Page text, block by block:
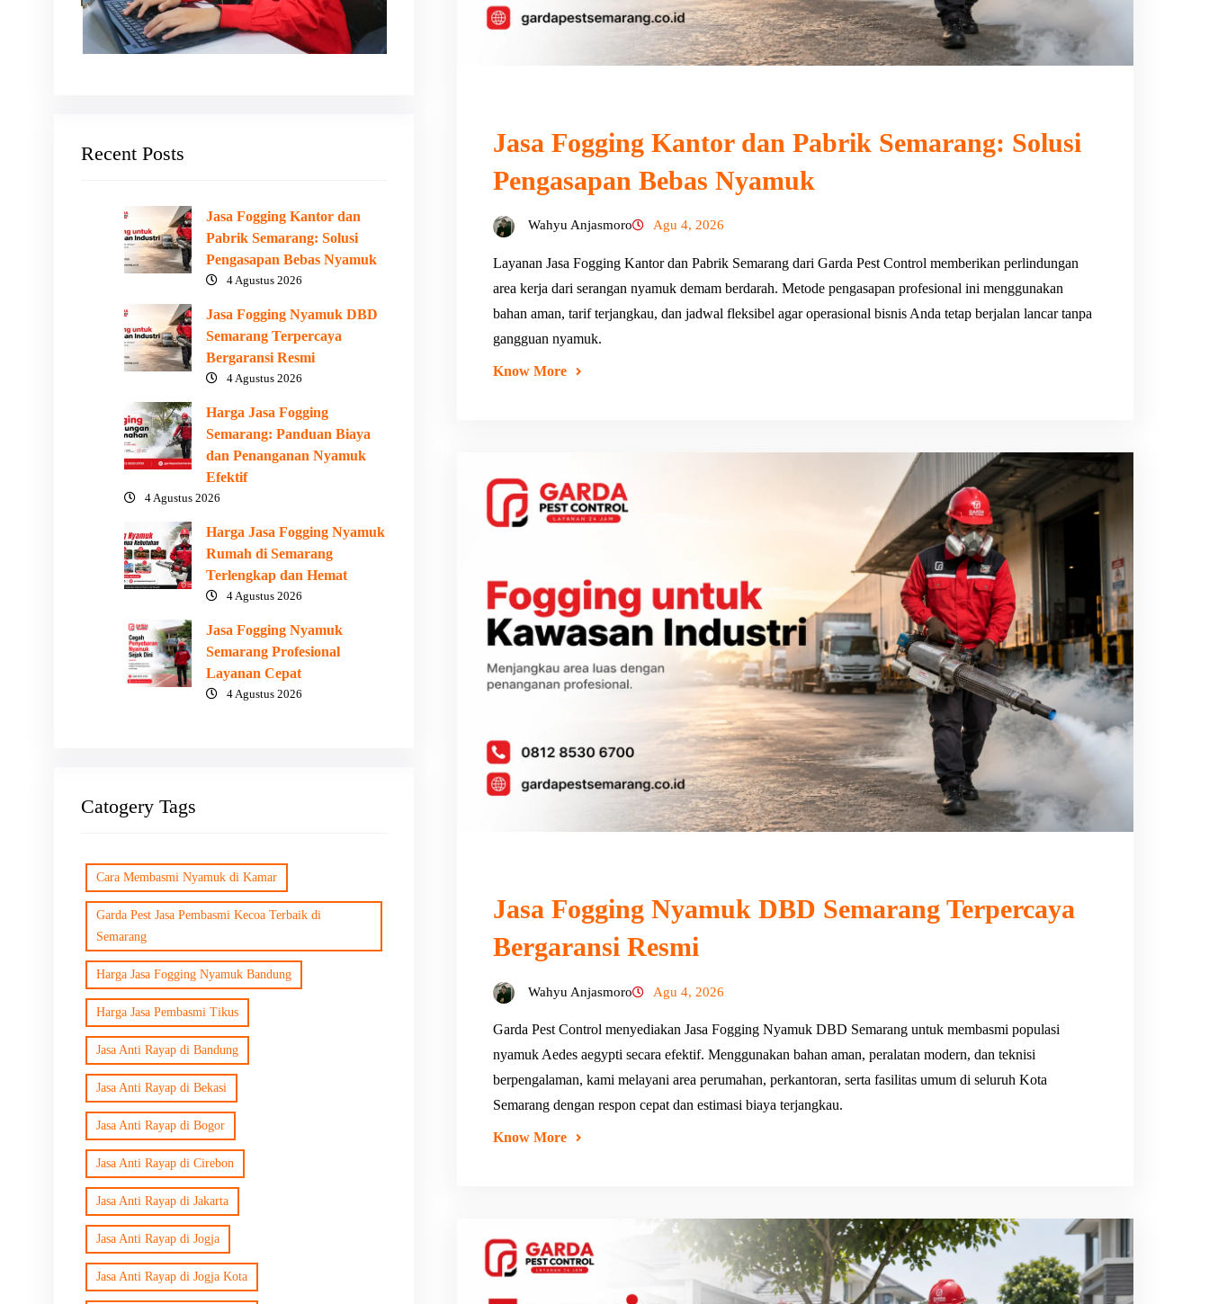
Recent Posts
Jasa Fogging Kantor dan
Pabrik Semarang: Solusi
Pengasapan Bebas Nyamuk
4 Agustus 2026
Jasa Fogging Nyamuk DBD
Semarang Terpercaya
Bergaransi Resmi
4 Agustus 2026
Harga Jasa Fogging
Semarang: Panduan Biaya
dan Penanganan Nyamuk
Efektif
4 Agustus 2026
Harga Jasa Fogging Nyamuk
Rumah di Semarang
Terlengkap dan Hemat
4 Agustus 2026
Jasa Fogging Nyamuk
Semarang Profesional
Layanan Cepat
4 Agustus 2026
Catogery Tags
Cara Membasmi Nyamuk di Kamar
Garda Pest Jasa Pembasmi Kecoa Terbaik di
Semarang
Harga Jasa Fogging Nyamuk Bandung
Harga Jasa Pembasmi Tikus
Jasa Anti Rayap di Bandung
Jasa Anti Rayap di Bekasi
Jasa Anti Rayap di Bogor
Jasa Anti Rayap di Cirebon
Jasa Anti Rayap di Jakarta
Jasa Anti Rayap di Jogja
Jasa Anti Rayap di Jogja Kota
Jasa Fogging Kantor dan Pabrik Semarang: Solusi
Pengasapan Bebas Nyamuk
Wahyu Anjasmoro Agu 4, 2026
Layanan Jasa Fogging Kantor dan Pabrik Semarang dari Garda Pest Control memberikan perlindungan
area kerja dari serangan nyamuk demam berdarah. Metode pengasapan profesional ini menggunakan
bahan aman, tarif terjangkau, dan jadwal fleksibel agar operasional bisnis Anda tetap berjalan lancar tanpa
gangguan nyamuk.
Know More
Jasa Fogging Nyamuk DBD Semarang Terpercaya
Bergaransi Resmi
Wahyu Anjasmoro Agu 4, 2026
Garda Pest Control menyediakan Jasa Fogging Nyamuk DBD Semarang untuk membasmi populasi
nyamuk Aedes aegypti secara efektif. Menggunakan bahan aman, peralatan modern, dan teknisi
berpengalaman, kami melayani area perumahan, perkantoran, serta fasilitas umum di seluruh Kota
Semarang dengan respon cepat dan estimasi biaya terjangkau.
Know More